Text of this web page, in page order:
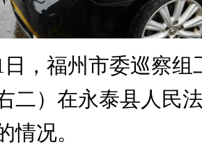
福州市委巡察组
二）在永泰县人民
情况。